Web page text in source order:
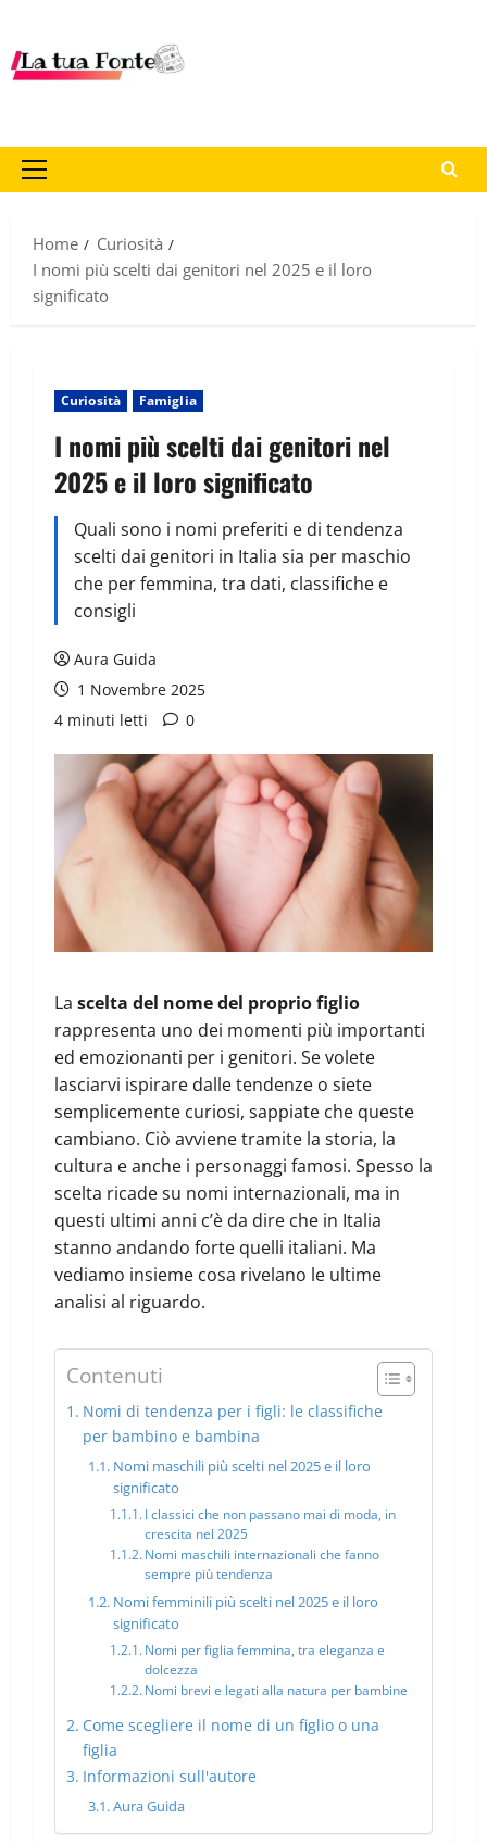
Home
Curiosità
I nomi più scelti dai genitori nel 2025 e il loro
significato
Curiosità Famiglia
I nomi più scelti dai genitori nel
2025 e il loro significato
Quali sono i nomi preferiti e di tendenza
scelti dai genitori in Italia sia per maschio
che per femmina, tra dati, classifiche e
consigli
Aura Guida
1 Novembre 2025
4 minuti letti
0
La scelta del nome del proprio figlio
rappresenta uno dei momenti più importanti
ed emozionanti per i genitori. Se volete
lasciarvi ispirare dalle tendenze o siete
semplicemente curiosi, sappiate che queste
cambiano. Ciò avviene tramite la storia, la
cultura e anche i personaggi famosi. Spesso la
scelta ricade su nomi internazionali, ma in
questi ultimi anni c’è da dire che in Italia
stanno andando forte quelli italiani. Ma
vediamo insieme cosa rivelano le ultime
analisi al riguardo.
Contenuti
Nomi di tendenza per i figli: le classifiche
per bambino e bambina
Nomi maschili più scelti nel 2025 e il loro
significato
I classici che non passano mai di moda, in
crescita nel 2025
Nomi maschili internazionali che fanno
sempre più tendenza
Nomi femminili più scelti nel 2025 e il loro
significato
Nomi per figlia femmina, tra eleganza e
dolcezza
Nomi brevi e legati alla natura per bambine
Come scegliere il nome di un figlio o una
figlia
Informazioni sull'autore
Aura Guida